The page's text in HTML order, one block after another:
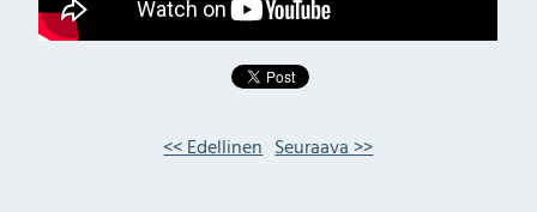
<< Edellinen Seuraava >>